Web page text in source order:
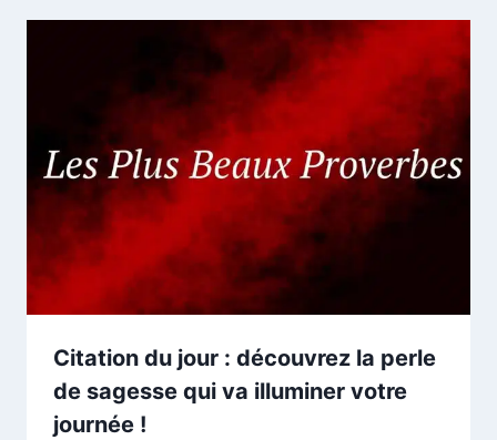
Citation du jour : découvrez la perle
de sagesse qui va illuminer votre
journée !